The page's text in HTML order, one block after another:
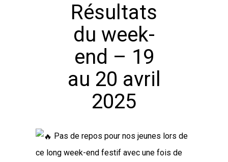
Résultats
du week-
end – 19
au 20 avril
2025
Pas de repos pour nos jeunes lors de
ce long week-end festif avec une fois de